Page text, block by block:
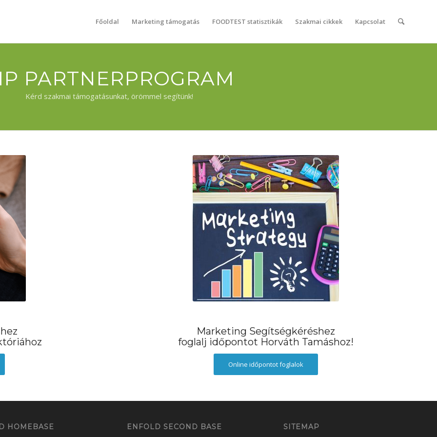
Főoldal Marketing támogatás FOODTEST statisztikák Szakmai cikkek Kapcsolat
PARTNERPROGRAM
Kérd szakmai támogatásunkat, örömmel segítünk!
Marketing Segítségkéréshez
foglalj időpontot Horváth Tamáshoz!
Online időpontot foglalok
HOMEBASE
ENFOLD SECOND BASE
SITEMAP